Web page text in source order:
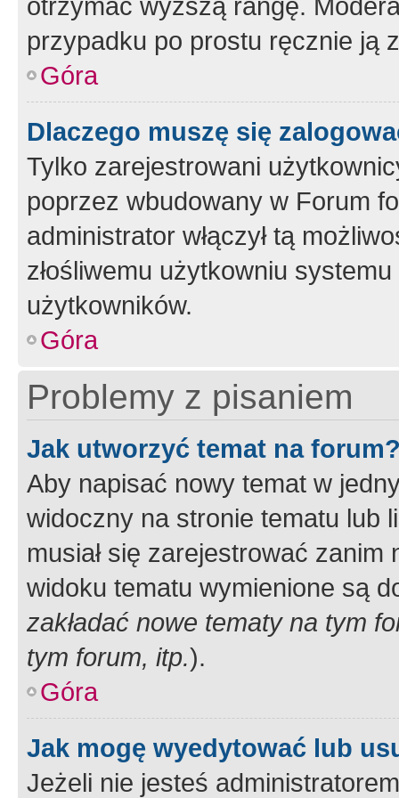
przypadku po prostu ręcznie ją
Góra
Dlaczego muszę się
Tylko zarejestrowani
poprzez wbudowany w Forum
administrator włączył tą
złośliwemu użytkowniu
użytkowników.
Góra
Problemy z pisaniem
Jak utworzyć temat na
Aby napisać nowy temat w
widoczny na stronie tematu lub
musiał się zarejestrować
widoku tematu wymienione są
zakładać nowe tematy na tym
tym forum, itp.).
Góra
Jak mogę wyedytować lub
Jeżeli nie jesteś